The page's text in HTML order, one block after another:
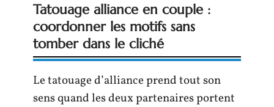
Tatouage alliance en couple :
coordonner les motifs sans
tomber dans le cliché
Le tatouage d’alliance prend tout son
sens quand les deux partenaires portent